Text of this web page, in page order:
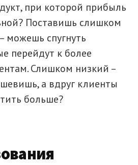
при которой прибыль
Поставишь слишком
можешь спугнуть
перейдут к более
Слишком низкий –
а вдруг клиенты
больше?